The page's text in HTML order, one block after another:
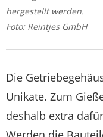
hergestellt werden.
Foto: Reintjes GmbH
Die
Unikate. Zum
deshalb extra